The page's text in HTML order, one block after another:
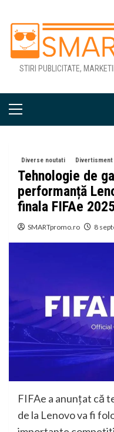
content
STIRI PUBLICITATE,
Primary
Diverse noutati Divertisment
Tehnologie de
performanță
finala FIFAe
SMARTpromo.ro 8
FIFAe a anunțat că
de la Lenovo va fi